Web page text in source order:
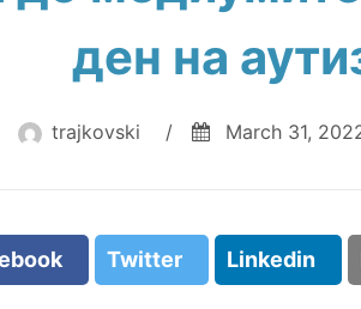
ден на
trajkovski / March 31,
Twitter Linkedin